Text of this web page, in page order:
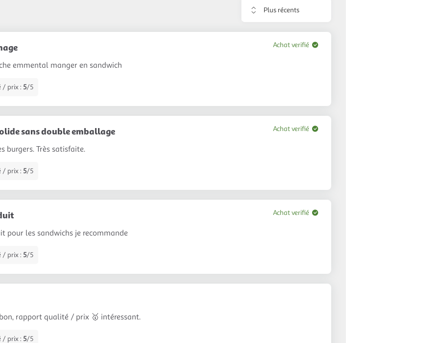
Trier
avis
emmental manger en sandwich
/ prix : 5/5
Achat verifié
sans double emballage
burgers. Très satisfaite.
/ prix : 5/5
Achat verifié
pour les sandwichs je recommande
/ prix : 5/5
Achat verifié
rapport qualité / prix 🥇 intéressant.
/ prix : 5/5